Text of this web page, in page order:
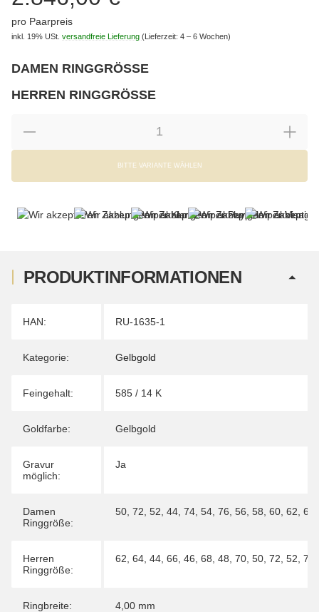
pro Paarpreis
inkl. 19% USt. versandfreie Lieferung (Lieferzeit: 4 – 6 Wochen)
DAMEN RINGGRÖSSE
HERREN RINGGRÖSSE
BITTE VARIANTE WÄHLEN
PRODUKTINFORMATIONEN
Produkteigenschaft
Wert
HAN: RU-1635-1
Kategorie: Gelbgold
Feingehalt: 585 / 14 K
Goldfarbe: Gelbgold
Gravur
möglich:
Ja
Damen
Ringgröße:
50 72 52 44 74 54 76 56 58 60 62 64
Herren
Ringgröße:
62 64 44 66 46 68 48 70 50 72 52 74
Ringbreite: 4,00 mm